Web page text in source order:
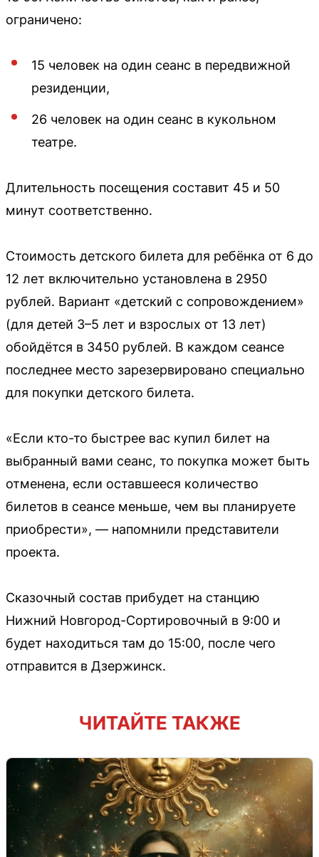
ограничено:
15 человек на один сеанс в передвижной
резиденции,
26 человек на один сеанс в кукольном
театре.
Длительность посещения составит 45 и 50
минут соответственно.
Стоимость детского билета для ребёнка от 6 до
12 лет включительно установлена в 2950
рублей. Вариант «детский с сопровождением»
(для детей 3–5 лет и взрослых от 13 лет)
обойдётся в 3450 рублей. В каждом сеансе
последнее место зарезервировано специально
для покупки детского билета.
«Если кто-то быстрее вас купил билет на
выбранный вами сеанс, то покупка может быть
отменена, если оставшееся количество
билетов в сеансе меньше, чем вы планируете
приобрести», — напомнили представители
проекта.
Сказочный состав прибудет на станцию
Нижний Новгород-Сортировочный в 9:00 и
будет находиться там до 15:00, после чего
отправится в Дзержинск.
ЧИТАЙТЕ ТАКЖЕ